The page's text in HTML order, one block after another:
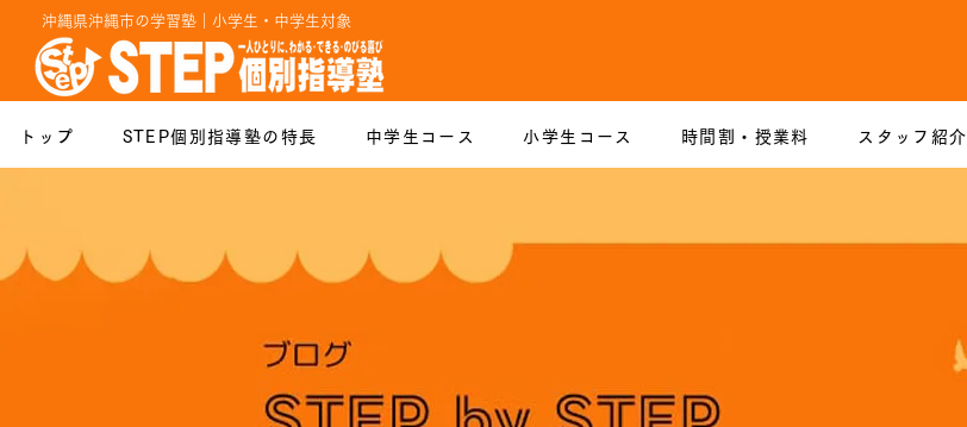
沖縄県沖縄市の学習塾｜小学生・中学生対象
トップ STEP個別指導塾の特長 中学生コース 小学生コース 時間割・授業料 スタッフ紹介